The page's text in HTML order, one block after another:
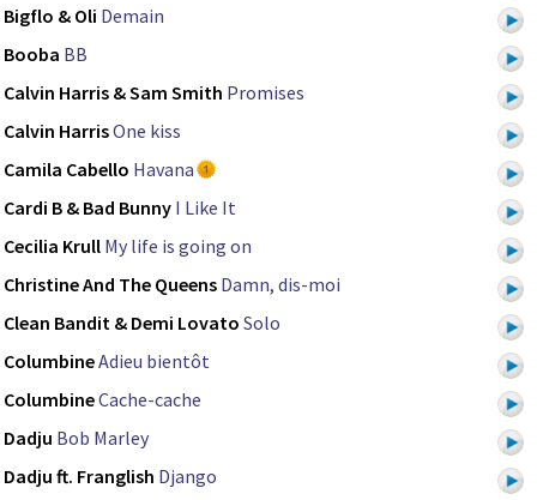
Bigflo & Oli Demain
Booba BB
Calvin Harris & Sam Smith Promises
Calvin HarrisOne kiss
Camila Cabello Havana
Cardi B & Bad Bunny I Like It
Cecilia Krull My life is going on
Christine And The Queens Damn, dis-moi
Clean Bandit & Demi Lovato Solo
ColumbineAdieu bientôt
ColumbineCache-cache
Dadju Bob Marley
Dadju ft. Franglish Django